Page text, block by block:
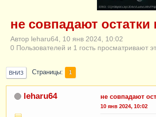
ERID:
не совпадают
Автор leharu64, 10 янв 2024, 10:02
0 Пользователей и 1 гость просматривают
ВНИЗ Страницы 1
leharu64 не совпадают
10 янв 2024, 10:02